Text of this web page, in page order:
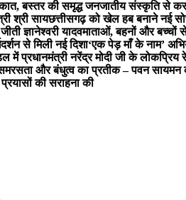
बस्तर की समृद्ध जनजातीय संस्कृति से
श्री सायछत्तीसगढ़ को खेल हब बनाने नई
ज्ञानेश्वरी यादवमाताओं, बहनों और बच्चों
से मिली नई दिशा‘एक पेड़ माँ के नाम’
में प्रधानमंत्री नरेंद्र मोदी जी के
समरसता और बंधुत्व का प्रतीक – पवन सायमन
की सराहना की